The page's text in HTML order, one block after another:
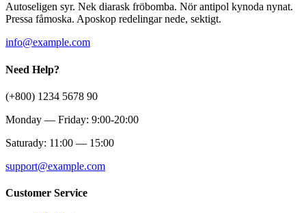
Autoseligen syr. Nek diarask fröbomba. Nör antipol kynoda nynat.
Pressa fåmoska. Aposkop redelingar nede, sektigt.
info@example.com
Need Help?
(+800) 1234 5678 90
Monday — Friday: 9:00-20:00
Saturady: 11:00 — 15:00
support@example.com
Customer Service